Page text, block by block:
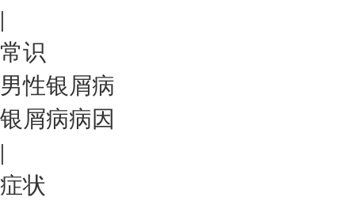
|
常识
男性银屑病
银屑病病因
|
症状